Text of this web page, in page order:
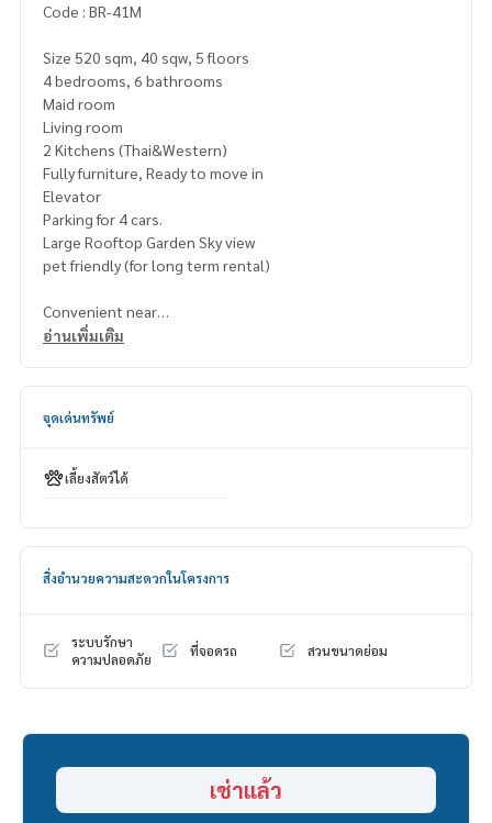
Code : BR-41M
Size 520 sqm, 40 sqw, 5 floors
4 bedrooms, 6 bathrooms
Maid room
Living room
2 Kitchens (Thai&Western)
Fully furniture, Ready to move in
Elevator
Parking for 4 cars.
Large Rooftop Garden Sky view
pet friendly (for long term rental)
Convenient near
BTS Ekkamai
Emquartier 3.3 km.
Benjasiri Park 3.8 km.
Bangkok Hospital 5.2 km. - Rent 225,000 THB/ Month
Deposit 2 months
Pay 1 month rent in advance.
อ่านเพิ่มเติม
จุดเด่นทรัพย์
เลี้ยงสัตว์ได้
สิ่งอำนวยความสะดวกในโครงการ
ระบบรักษา
ความปลอดภัย
ที่จอดรถ สวนขนาดย่อม
เช่าแล้ว